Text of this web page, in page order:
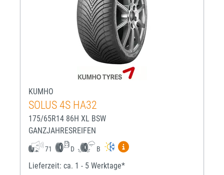
KUMHO
SOLUS 4S HA32
175/65R14 86H XL BSW
GANZJAHRESREIFEN
71 D B
Mehr Informationen zum
Lieferzeit: ca. 1 - 5 Werktage*